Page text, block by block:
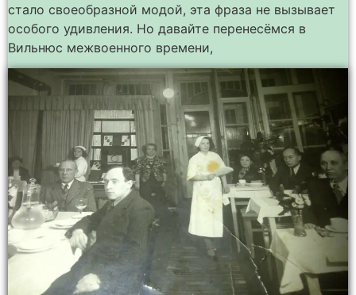
стало своеобразной модой, эта фраза не вызывает
особого удивления. Но давайте перенесёмся в
Вильнюс межвоенного времени,